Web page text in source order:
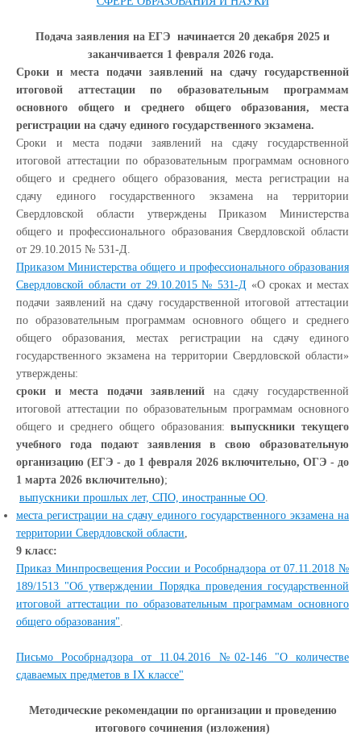
Подача заявления на ЕГЭ начинается 20 декабря 2025 и
заканчивается 1 февраля 2026 года.
Сроки и места подачи заявлений на сдачу государственной
итоговой аттестации по образовательным программам
основного общего и среднего общего образования, места
регистрации на сдачу единого государственного экзамена.
Сроки и места подачи заявлений на сдачу государственной
итоговой аттестации по образовательным программам основного
общего и среднего общего образования, места регистрации на
сдачу единого государственного экзамена на территории
Свердловской области утверждены Приказом Министерства
общего и профессионального образования Свердловской области
от 29.10.2015 № 531-Д.
Приказом Министерства общего и профессионального образования
Свердловской области от 29.10.2015 № 531-Д «О сроках и местах
подачи заявлений на сдачу государственной итоговой аттестации
по образовательным программам основного общего и среднего
общего образования, местах регистрации на сдачу единого
государственного экзамена на территории Свердловской области»
утверждены:
сроки и места подачи заявлений на сдачу государственной
итоговой аттестации по образовательным программам основного
общего и среднего общего образования:выпускники текущего
учебного года подают заявления в свою образовательную
организацию (ЕГЭ - до 1 февраля 2026 включительно, ОГЭ - до
1 марта 2026 включительно);
выпускники прошлых лет, СПО, иностранные ОО.
места регистрации на сдачу единого государственного экзамена на
территории Свердловской области,
9 класс:
Приказ Минпросвещения России и Рособрнадзора от 07.11.2018 №
189/1513 "Об утверждении Порядка проведения государственной
итоговой аттестации по образовательным программам основного
общего образования".
Письмо Рособрнадзора от 11.04.2016 №02-146 "О количестве
сдаваемых предметов в IX классе"
Методические рекомендации по организации и проведению
итогового сочинения (изложения)